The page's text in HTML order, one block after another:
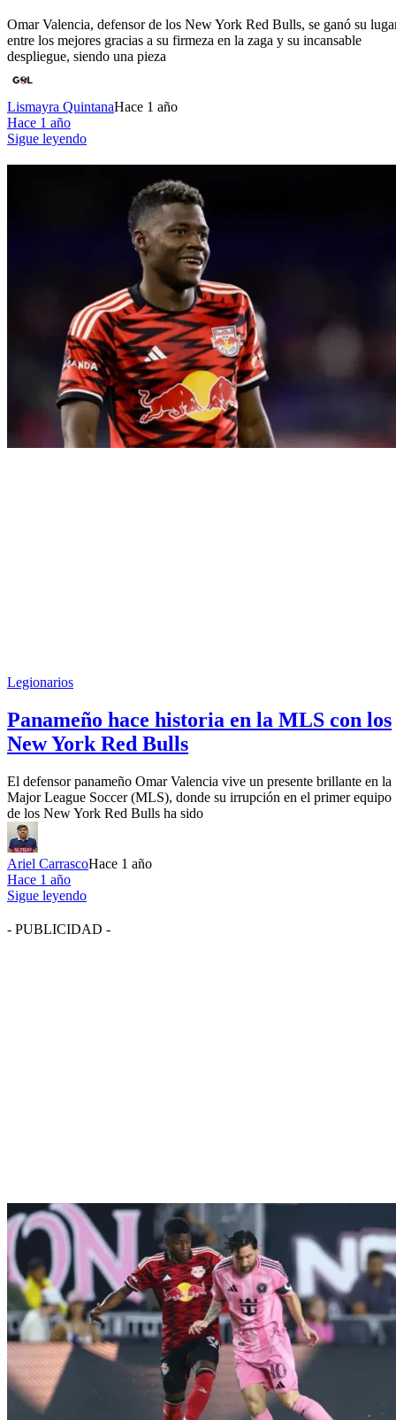
Omar Valencia, defensor de los New York Red Bulls, se ganó su
entre los mejores gracias a su firmeza en la zaga y su incansable
despliegue, siendo una pieza
Lismayra QuintanaHace 1 año
Hace 1 año
Sigue leyendo
Legionarios
Panameño hace historia en la MLS con los
New York Red Bulls
El defensor panameño Omar Valencia vive un presente brillante en la
Major League Soccer (MLS), donde su irrupción en el primer equipo
de los New York Red Bulls ha sido
Ariel CarrascoHace 1 año
Hace 1 año
Sigue leyendo
- PUBLICIDAD -